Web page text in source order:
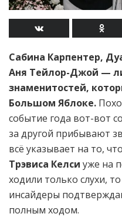
Сабина Карпентер,
Аня Тейлор-Джой —
знаменитостей,
Большом Яблоке.
событие года вот-вот
за другой прибывают
всё указывает на то,
Трэвиса Келси уже на
ходили только слухи,
инсайдеры
полным ходом.